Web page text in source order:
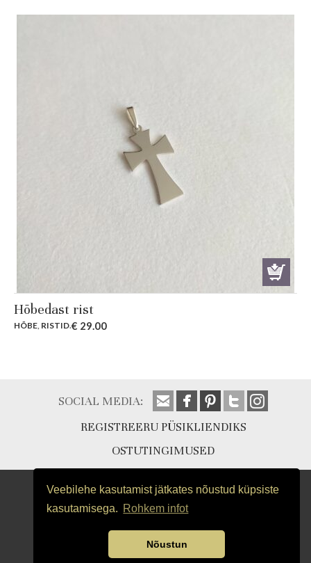
Veebilehe kasutamist jätkates nõustud küpsiste
kasutamisega. Rohkem infot
Nõustun
Hõbedast rist
HÕBE, RISTID.€ 29.00
SOCIAL MEDIA:
REGISTREERU PÜSIKLIENDIKS
OSTUTINGIMUSED